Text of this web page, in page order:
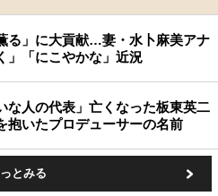
る」に大貢献…妻・水卜麻美アナ
」「にこやかな」近況
な人の代表」亡くなった板東英二
抱いたプロデューサーの名前
とみる